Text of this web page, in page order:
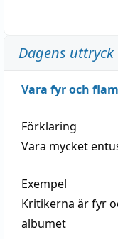
Dagens uttryck
Vara fyr och
Förklaring
Vara mycket
Exempel
Kritikerna är fyr
albumet